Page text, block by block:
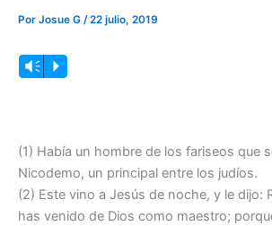
Por Josue G /22 julio, 2019
Reproductor
Vm P
(1) Había un hombre de los fariseos que
Nicodemo, un principal entre los judíos.
(2) Este vino a Jesús de noche, y le dijo:
has venido de Dios como maestro;